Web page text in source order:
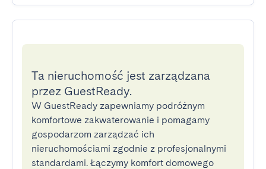
Ta nieruchomość jest zarządzana
przez GuestReady.
W GuestReady zapewniamy podróżnym
komfortowe zakwaterowanie i pomagamy
gospodarzom zarządzać ich
nieruchomościami zgodnie z profesjonalnymi
standardami. Łączymy komfort domowego